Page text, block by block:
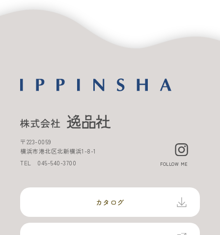
〒223-0059
横浜市港北区北新横浜1-8-1
TEL 045-540-3700 FOLLOW ME
カタログ